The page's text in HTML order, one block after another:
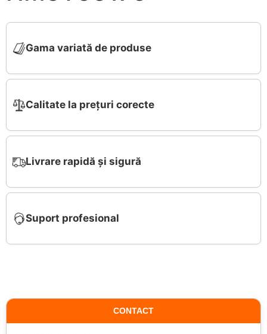
Gama variată de produse
Calitate la prețuri corecte
Livrare rapidă și sigură
Suport profesional
CONTACT